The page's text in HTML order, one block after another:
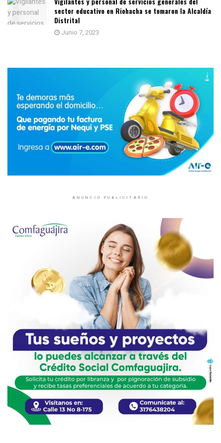
sector educativo en Riohacha se tomaron la Alcaldía
Distrital
Junio 7, 2023
ANUNCIO PUBLICITARIO